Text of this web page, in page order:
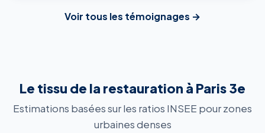
Voir tous les témoignages →
Le tissu de la restauration à Paris 3e
Estimations basées sur les ratios INSEE pour zones
urbaines denses